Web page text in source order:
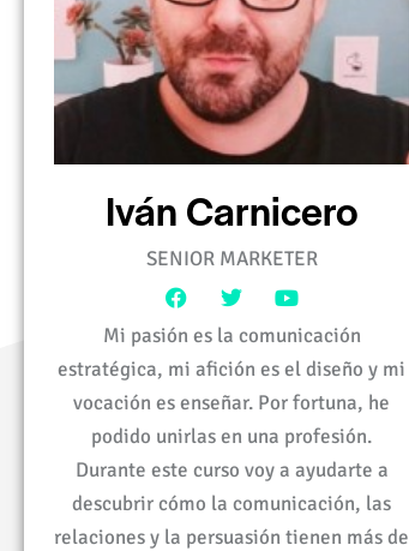
Iván Carnicero
SENIOR MARKETER
Mi pasión es la comunicación
estratégica, mi afición es el diseño y mi
vocación es enseñar. Por fortuna, he
podido unirlas en una profesión.
Durante este curso voy a ayudarte a
descubrir cómo la comunicación, las
relaciones y la persuasión tienen más de